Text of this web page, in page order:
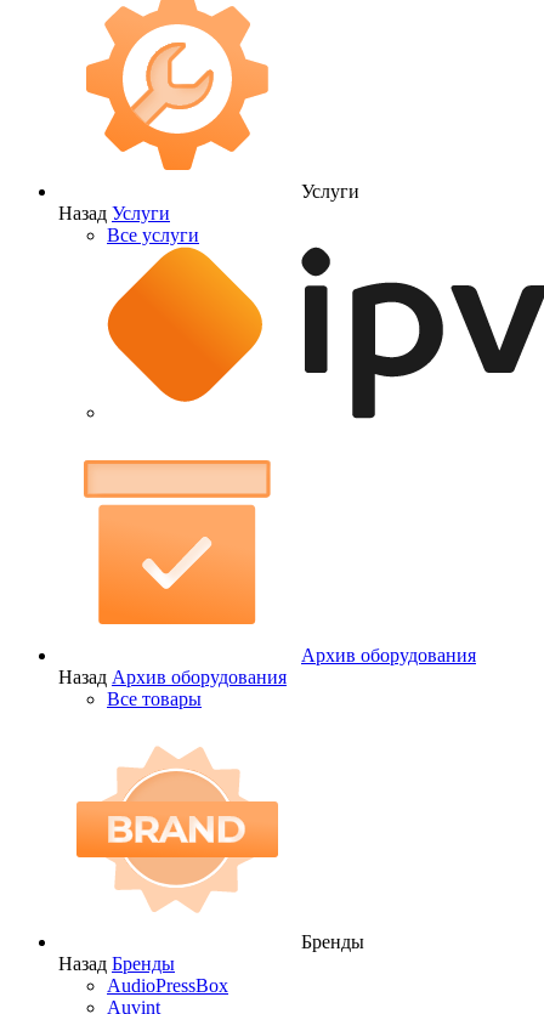
Услуги
Назад Услуги
Все услуги
Архив оборудования
Назад Архив оборудования
Все товары
Бренды
Назад Бренды
AudioPressBox
Auvint